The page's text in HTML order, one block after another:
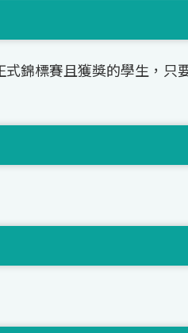
式錦標賽且獲獎的學生，只